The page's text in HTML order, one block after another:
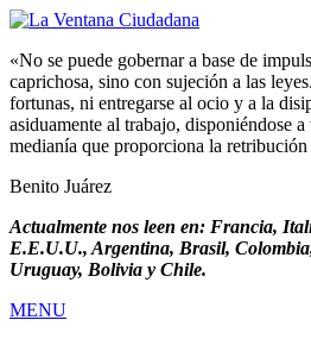
«No se puede gobernar a base de
caprichosa, sino con sujeción a las
fortunas, ni entregarse al ocio y a la
asiduamente al trabajo, disponiéndose
medianía que proporciona la retribución
Benito Juárez
Actualmente nos leen en: Francia,
E.E.U.U., Argentina, Brasil,
Uruguay, Bolivia y Chile.
MENU